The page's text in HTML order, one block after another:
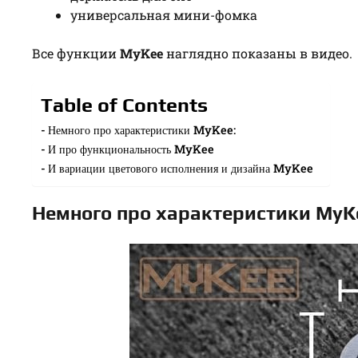
универсальная мини-фомка
Все функции MyKeeнаглядно показаны в видео.
Table of Contents
Немного про характеристики MyKee:
И про функциональность MyKee
И вариации цветового исполнения и дизайна MyKee
Немного про характеристики